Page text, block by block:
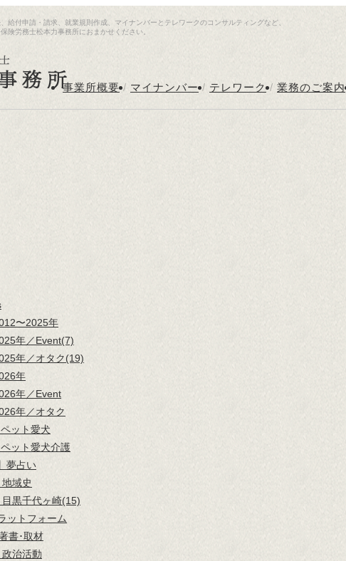
給付申請・請求、就業規則作成、マイナンバーとテレワークのコンサルティングなど、
険労務士松本力事務所におまかせください。
事業所概要 / マイナンバー / テレワーク / 業務のご案内
〜2025年
年／Event(7)
年／オタク(19)
年
年／Event
年／オタク
ペット愛犬
ペット愛犬介護
夢占い
地域史
目黒千代ヶ崎(15)
ットフォーム
書･取材
政治活動